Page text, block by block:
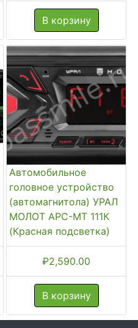
В корзину
Автомобильное
головное устройство
(автомагнитола) УРАЛ
МОЛОТ АРС-МТ 111К
(Красная подсветка)
₽2,590.00
В корзину